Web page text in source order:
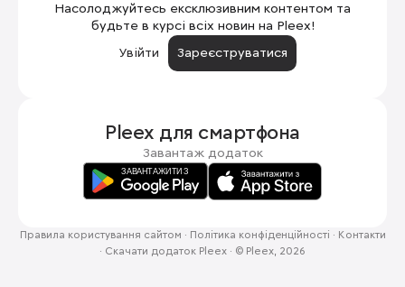
Насолоджуйтесь ексклюзивним контентом та
будьте в курсі всіх новин на Pleex!
Увійти
Зареєструватися
Pleex для смартфона
Завантаж додаток
Правила користування сайтом · Політика конфіденційності · Контакти
· Скачати додаток Pleex · © Pleex, 2026